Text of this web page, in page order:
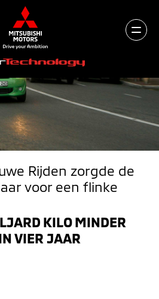
Rijden zorgde de
voor een flinke
KILO MINDER
VIER JAAR